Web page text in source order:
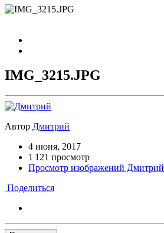
IMG_3215.JPG
Автор Дмитрий
4 июня, 2017
1 121 просмотр
Просмотр изображений Дмитрий
Поделиться